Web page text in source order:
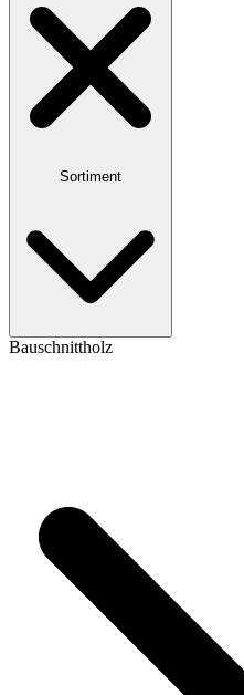
Sortiment
Bauschnittholz